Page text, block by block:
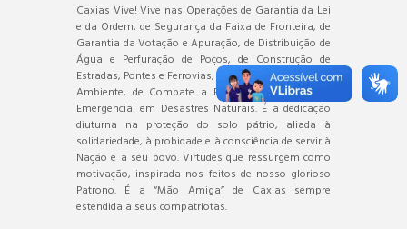
Caxias Vive! Vive nas Operações de Garantia da Lei
e da Ordem, de Segurança da Faixa de Fronteira, de
Garantia da Votação e Apuração, de Distribuição de
Água e Perfuração de Poços, de Construção de
Estradas, Pontes e Ferrovias, de Preservação do Meio
Ambiente, de Combate a Pandemias e de Apoio
Emergencial em Desastres Naturais. É a dedicação
diuturna na proteção do solo pátrio, aliada à
solidariedade, à probidade e à consciência de servir à
Nação e a seu povo. Virtudes que ressurgem como
motivação, inspirada nos feitos de nosso glorioso
Patrono. É a “Mão Amiga” de Caxias sempre
estendida a seus compatriotas.